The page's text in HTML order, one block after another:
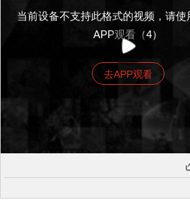
当前设备不支持此格式的视频，请使
APP观看（4）
去APP观看